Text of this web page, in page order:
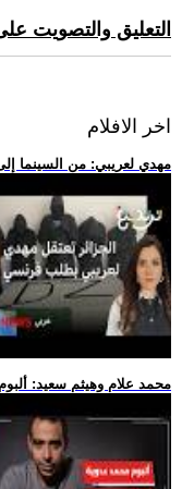
التعليق والتصويت
اخر الافلام
.. مهدي لعريبي: من السينما
.. محمد علام وهيثم سعيد: